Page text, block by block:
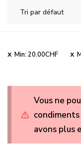
Min: 20.00CHF
Vous ne
condiments
avons plus